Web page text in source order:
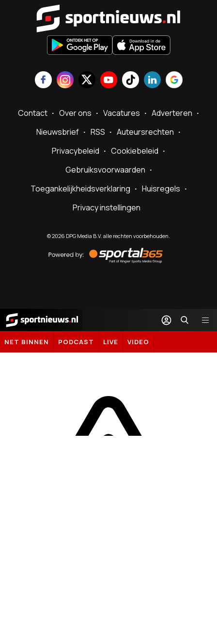
Contact Over ons Vacatures
Adverteren
Nieuwsbrief
RSS
Auteursrechten
Privacybeleid
Cookiebeleid
Gebruiksvoorwaarden
Toegankelijkheidsverklaring
Huisregels
Privacy instellingen
©2026 DPG Media B.V. alle rechten voorbehouden.
by
Sportal365
Sportnieuws.nl
NET BINNEN PODCAST LIVE VIDEO